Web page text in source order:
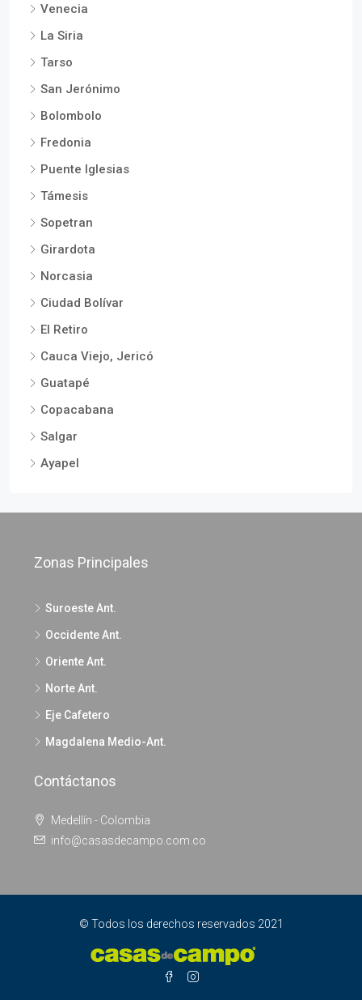
Venecia
La Siria
Tarso
San Jerónimo
Bolombolo
Fredonia
Puente Iglesias
Támesis
Sopetran
Girardota
Norcasia
Ciudad Bolívar
El Retiro
Cauca Viejo, Jericó
Guatapé
Copacabana
Salgar
Ayapel
Zonas Principales
Suroeste Ant.
Occidente Ant.
Oriente Ant.
Norte Ant.
Eje Cafetero
Magdalena Medio-Ant.
Contáctanos
Medellín - Colombia
info@casasdecampo.com.co
© Todos los derechos reservados 2021